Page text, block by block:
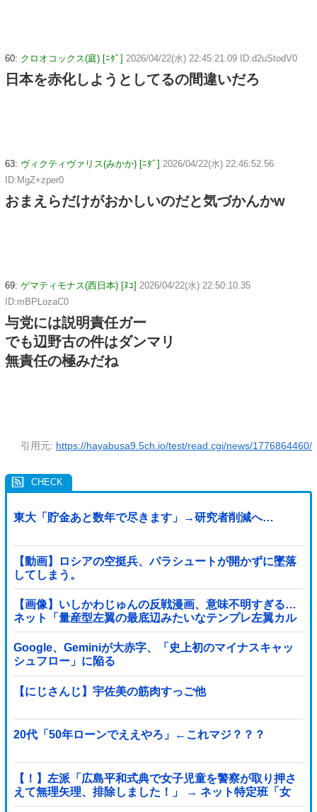
60: クロオコックス(庭) [ﾆﾀﾞ] 2026/04/22(水) 22:45:21.09 ID:d2uStodV0
日本を赤化しようとしてるの間違いだろ
63: ヴィクティヴァリス(みかか) [ﾆﾀﾞ] 2026/04/22(水) 22:46:52.56
ID:MgZ+zper0
おまえらだけがおかしいのだと気づかんかw
69: ゲマティモナス(西日本) [ﾇｺ] 2026/04/22(水) 22:50:10.35
ID:mBPLozaC0
与党には説明責任ガー
でも辺野古の件はダンマリ
無責任の極みだね
引用元: https://hayabusa9.5ch.io/test/read.cgi/news/1776864460/
東大「貯金あと数年で尽きます」→研究者削減へ…
【動画】ロシアの空挺兵、パラシュートが開かずに墜落
してしまう。
【画像】いしかわじゅんの反戦漫画、意味不明すぎる…
ネット「量産型左翼の最底辺みたいなテンプレ左翼カル
ト陰謀妄想漫画しか描けなくなってる」
Google、Geminiが大赤字、「史上初のマイナスキャッ
シュフロー」に陥る
【にじさんじ】宇佐美の筋肉すっご他
20代「50年ローンでええやろ」←これマジ？？？
【！】左派「広島平和式典で女子児童を警察が取り押さ
えて無理矢理、排除しました！」 → ネット特定班「女
児？全学連のプロ活動家では？」